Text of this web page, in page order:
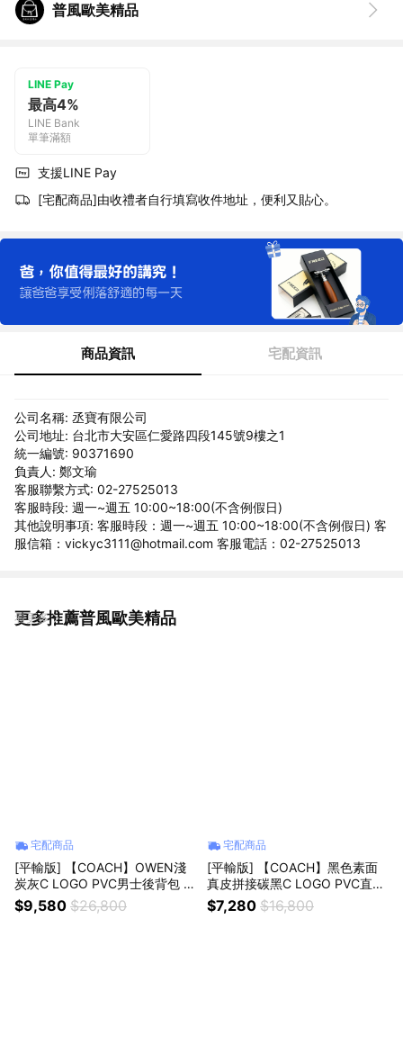
普風歐美精品
LINE Pay
最高4%
LINE Bank
單筆滿額
支援LINE Pay
[宅配商品]由收禮者自行填寫收件地址，便利又貼心。
商品資訊 宅配資訊
公司名稱: 丞寶有限公司
公司地址: 台北市大安區仁愛路四段145號9樓之1
統一編號: 90371690
負責人: 鄭文瑜
客服聯繫方式: 02-27525013
客服時段: 週一~週五 10:00~18:00(不含例假日)
其他說明事項: 客服時段：週一~週五 10:00~18:00(不含例假日) 客
服信箱：vickyc3111@hotmail.com 客服電話：02-27525013
更多推薦普風歐美精品
看更多
宅配商品
[平輸版] 【COACH】OWEN淺
炭灰C LOGO PVC男士後背包 真
品平輸
$9,580 $26,800
宅配商品
[平輸版] 【COACH】黑色素面
真皮拼接碳黑C LOGO PVC直式
方型飛行員斜背男包 真品平輸
$7,280 $16,800